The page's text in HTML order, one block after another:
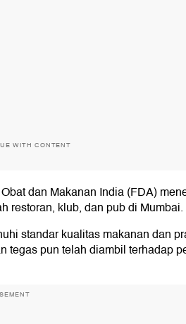
WITH CONTENT
dan Makanan India (FDA)
restoran, klub, dan pub di Mumbai.
standar kualitas makanan dan
tegas pun telah diambil terhadap